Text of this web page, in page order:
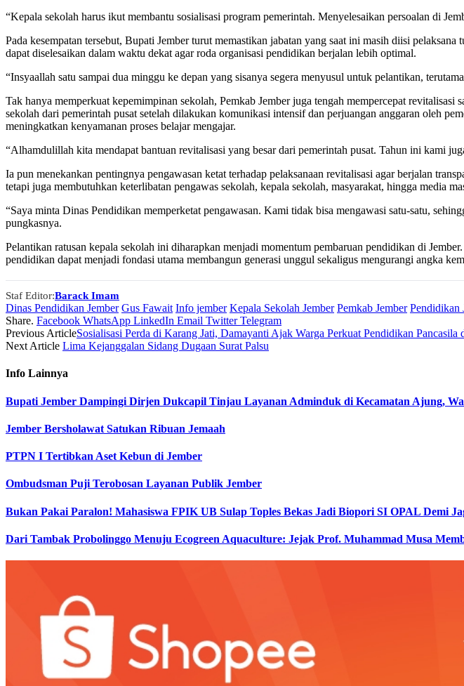
“Kepala sekolah harus ikut membantu sosialisasi program pemerintah. Menyelesaikan persoalan di
Pada kesempatan tersebut, Bupati Jember turut memastikan jabatan yang saat ini masih diisi
dapat diselesaikan dalam waktu dekat agar roda organisasi pendidikan berjalan lebih optimal.
“Insyaallah satu sampai dua minggu ke depan yang sisanya segera menyusul untuk pelantikan,
Tak hanya memperkuat kepemimpinan sekolah, Pemkab Jember juga tengah mempercepat
sekolah dari pemerintah pusat setelah dilakukan komunikasi intensif dan perjuangan anggaran oleh
meningkatkan kenyamanan proses belajar mengajar.
“Alhamdulillah kita mendapat bantuan revitalisasi yang besar dari pemerintah pusat. Tahun ini kami
Ia pun menekankan pentingnya pengawasan ketat terhadap pelaksanaan revitalisasi agar berjalan
tetapi juga membutuhkan keterlibatan pengawas sekolah, kepala sekolah, masyarakat, hingga media
“Saya minta Dinas Pendidikan memperketat pengawasan. Kami tidak bisa mengawasi satu-satu,
pungkasnya.
Pelantikan ratusan kepala sekolah ini diharapkan menjadi momentum pembaruan pendidikan di
pendidikan dapat menjadi fondasi utama membangun generasi unggul sekaligus mengurangi angka
Staf Editor:Barack Imam
Dinas Pendidikan Jember Gus Fawait Info jember Kepala Sekolah Jember Pemkab Jember Pendidikan
Share. Facebook WhatsApp LinkedIn Email Twitter Telegram
Previous ArticleSosialisasi Perda di Karang Jati, Damayanti Ajak Warga Perkuat Pendidikan Pancasila
Next Article Lima Kejanggalan Sidang Dugaan Surat Palsu
Info Lainnya
Bupati Jember Dampingi Dirjen Dukcapil Tinjau Layanan Adminduk di Kecamatan Ajung,
Jember Bersholawat Satukan Ribuan Jemaah
PTPN I Tertibkan Aset Kebun di Jember
Ombudsman Puji Terobosan Layanan Publik Jember
Bukan Pakai Paralon! Mahasiswa FPIK UB Sulap Toples Bekas Jadi Biopori SI OPAL Demi
Dari Tambak Probolinggo Menuju Ecogreen Aquaculture: Jejak Prof. Muhammad Musa